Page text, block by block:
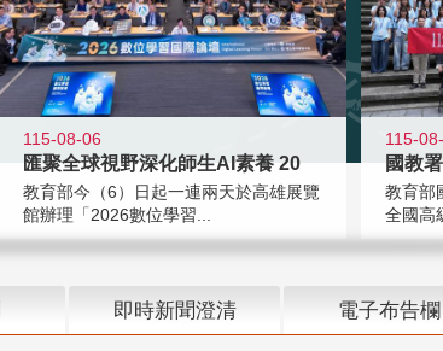
115-08-06
匯聚全球視野深化師生AI素養 20
教育部今（6）日起一連兩天於高雄展覽
館辦理「2026數位學習...
115-
教育部
全國高
即時新聞澄清 電子布告欄